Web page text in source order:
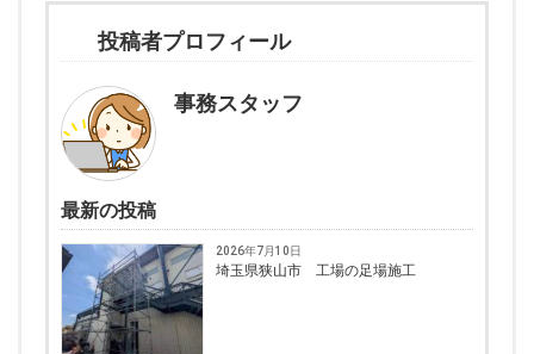
投稿者プロフィール
事務スタッフ
最新の投稿
2026年7月10日
埼玉県狭山市 工場の足場施工